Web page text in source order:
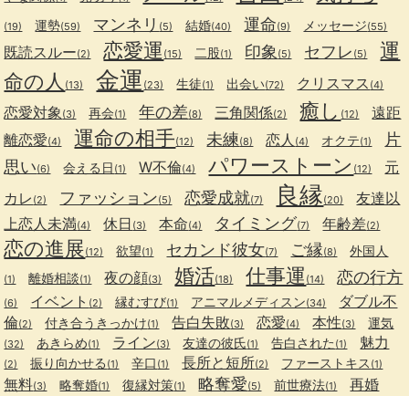
(19) 運勢(59) マンネリ (5) 結婚(40) 運命(9) メッセージ(55)
既読スルー(2) 恋愛運 (15) 二股(1) 印象 (5) セフレ (5)
運
命の人 (13) 金運 (23) 生徒(1) 出会い(72) クリスマス (4)
恋愛対象 (3) 再会(1) 年の差(8) 三角関係(2) 癒し (12)
遠距
離恋愛(4) 運命の相手(12) 未練(8) 恋人 (4) オクテ(1)
片
思い(6) 会える日 (1) W不倫(4) パワーストーン (12)
元
カレ (2) ファッション(5) 恋愛成就(7) 良縁(20)
友達以
上恋人未満(4) 休日 (3) 本命(4) タイミング(7) 年齢差(2)
恋の進展(12) 欲望(1) セカンド彼女(7) ご縁(8) 外国人
(1) 離婚相談(1) 夜の顔(3) 婚活(18) 仕事運 (14) 恋の行方
(6) イベント (2) 縁むすび(1) アニマルメディスン(34)
ダブル不
倫(2) 付き合うきっかけ(1) 告白失敗(3) 恋愛(4) 本性(3) 運気
(32) あきらめ(1) ライン(3) 友達の彼氏(1) 告白された (1) 魅力
(2) 振り向かせる (1) 辛口 (1) 長所と短所(2) ファーストキス (1)
無料(3) 略奪婚(1) 復縁対策(1) 略奪愛(5) 前世療法(1) 再婚